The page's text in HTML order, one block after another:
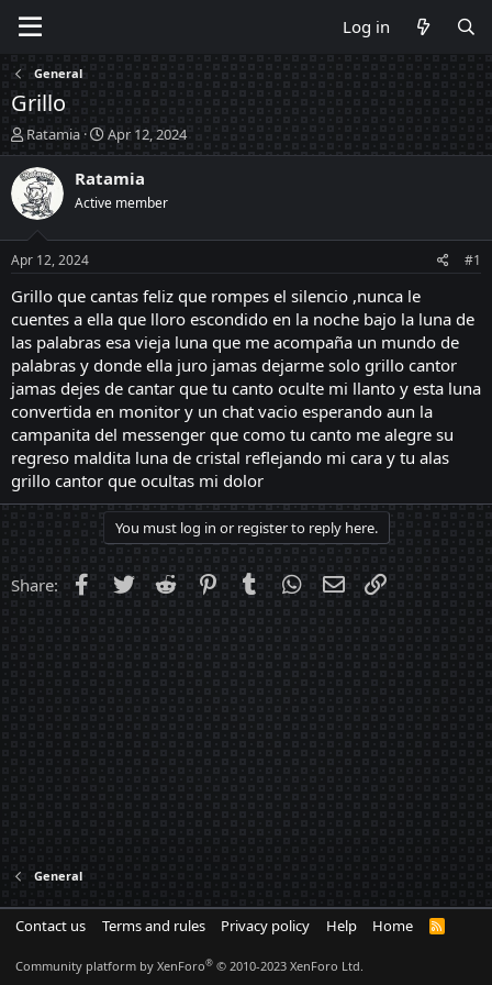
Log in
General
Grillo
T
h
r
e
a
d
t
a
t
e
r
Ratamia
S
t
a
t
t
e
Apr 12, 2024
Ratamia
Active member
Apr 12, 2024 #1
Grillo que cantas feliz que rompes el silencio ,nunca le
cuentes a ella que lloro escondido en la noche bajo la luna de
las palabras esa vieja luna que me acompaña un mundo de
palabras y donde ella juro jamas dejarme solo grillo cantor
jamas dejes de cantar que tu canto oculte mi llanto y esta luna
convertida en monitor y un chat vacio esperando aun la
campanita del messenger que como tu canto me alegre su
regreso maldita luna de cristal reflejando mi cara y tu alas
grillo cantor que ocultas mi dolor
You must log in or register to reply here.
Share: Facebook
Twitter Reddit PinterestTumblr WhatsApp
Email
General
Contact us Terms and rules Privacy policy Help Home
R
Community platform by XenForo® © 2010-2023 XenForo Ltd.